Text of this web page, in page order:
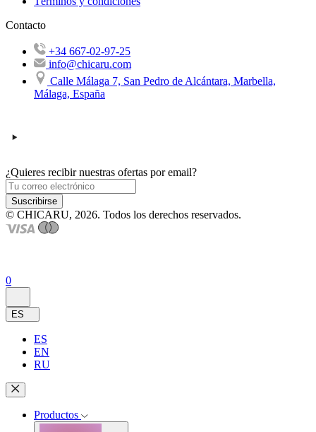
Contacto
+34 667-02-97-25
info@chicaru.com
Calle Málaga 7, San Pedro de Alcántara, Marbella,
Málaga, España
¿Quieres recibir nuestras ofertas por email?
Suscribirse
© CHICARU, 2026. Todos los derechos reservados.
0
ES
ES
EN
RU
Productos